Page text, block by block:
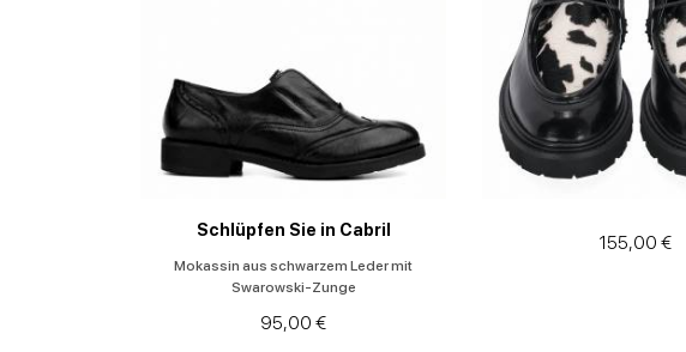
Schlüpfen Sie in Cabril
Mokassin aus schwarzem Leder mit
Swarowski-Zunge
95,00 €
155,00 €